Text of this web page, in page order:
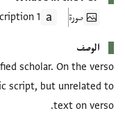
صورة
1 Transcription
الوصف
scholar. On the verso
script, but unrelated to
text on verso.